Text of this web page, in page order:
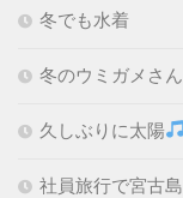
冬でも水着
冬のウミガメさ
久しぶりに太陽
社員旅行で宮古